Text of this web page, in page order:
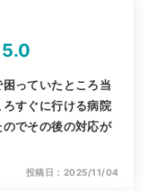
5.0
っていたところ当
すぐに行ける病院
でその後の対応が
投稿日：2025/11/04